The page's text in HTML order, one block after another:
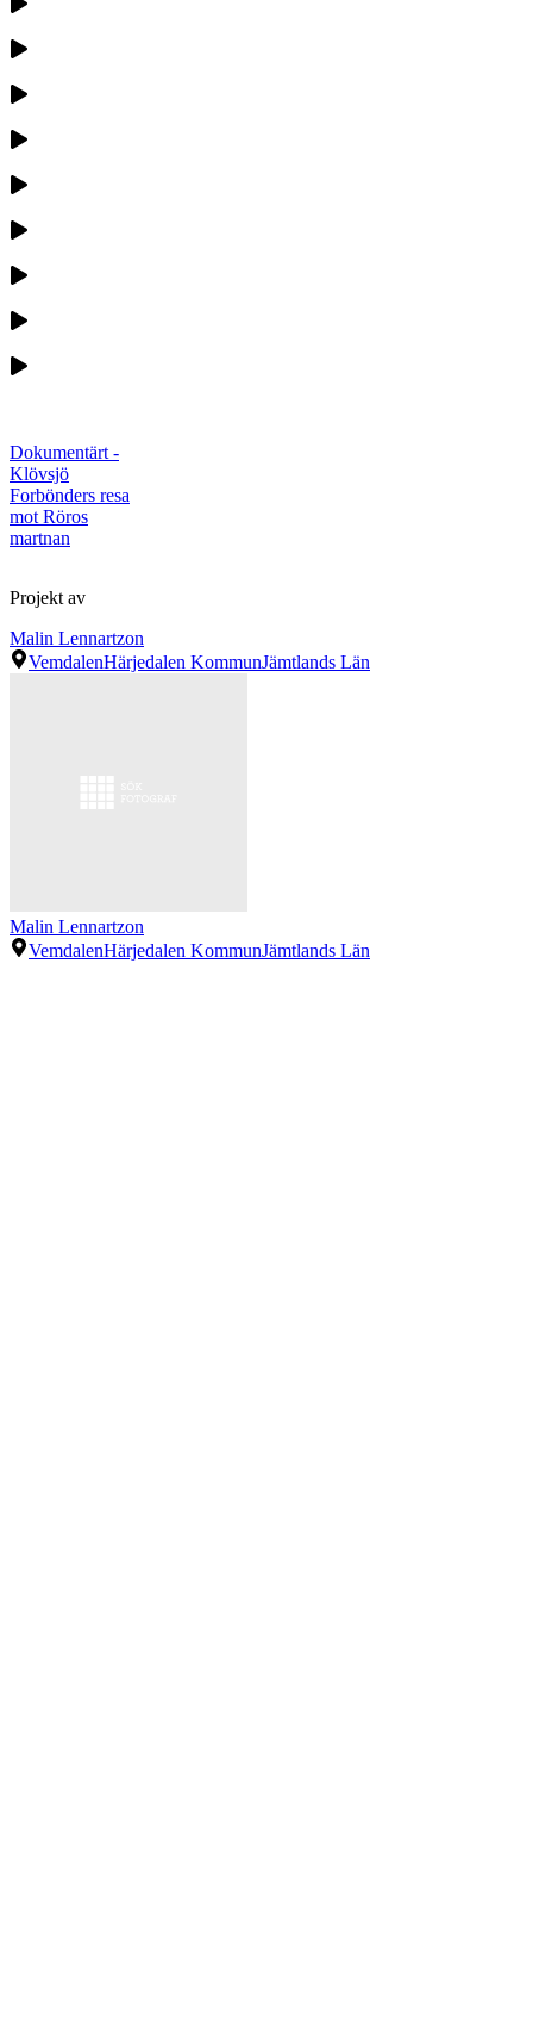
Dokumentärt -
Klövsjö
Forbönders resa
mot Röros
martnan
Projekt av
Malin Lennartzon
VemdalenHärjedalen KommunJämtlands Län
Malin Lennartzon
VemdalenHärjedalen KommunJämtlands Län